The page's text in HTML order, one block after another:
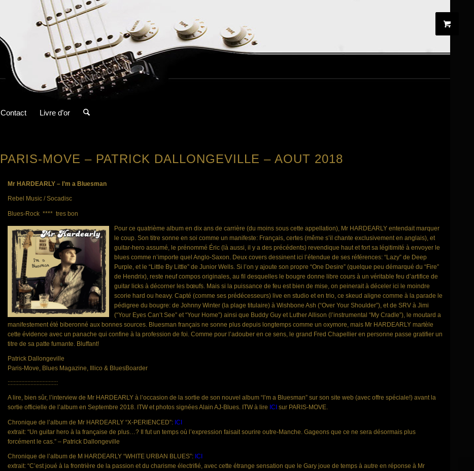
Contact Livre d’or
PARIS-MOVE – PATRICK DALLONGEVILLE – AOUT 2018
Mr HARDEARLY – I’m a Bluesman
Rebel Music / Socadisc
Blues-Rock **** tres bon
Pour ce quatrième album en dix ans de carrière (du moins sous cette appellation), Mr HARDEARLY entendait marquer
le coup. Son titre sonne en soi comme un manifeste: Français, certes (même s’il chante exclusivement en anglais), et
guitar-hero assumé, le prénommé Éric (là aussi, il y a des précédents) revendique haut et fort sa légitimité à envoyer le
blues comme n’importe quel Anglo-Saxon. Deux covers dessinent ici l’étendue de ses références: “Lazy” de Deep
Purple, et le “Little By Little” de Junior Wells. Si l’on y ajoute son propre “One Desire” (quelque peu démarqué du “Fire”
de Hendrix), reste neuf compos originales, au fil desquelles le bougre donne libre cours à un véritable feu d’artifice de
guitar licks à décorner les bœufs. Mais si la puissance de feu est bien de mise, on peinerait à déceler ici le moindre
scorie hard ou heavy. Capté (comme ses prédécesseurs) live en studio et en trio, ce skeud aligne comme à la parade le
pédigree du bougre: de Johnny Winter (la plage titulaire) à Wishbone Ash (“Over Your Shoulder”), et de SRV à Jimi
(“Your Eyes Can’t See” et “Your Home”) ainsi que Buddy Guy et Luther Allison (l’instrumental “My Cradle”), le moutard a
manifestement été biberonné aux bonnes sources. Bluesman français ne sonne plus depuis longtemps comme un oxymore, mais Mr HARDEARLY martèle
cette évidence avec un panache qui confine à la profession de foi. Comme pour l’adouber en ce sens, le grand Fred Chapellier en personne passe gratifier un
titre de sa patte fumante. Bluffant!
Patrick Dallongeville
Paris-Move, Blues Magazine, Illico & BluesBoarder
:::::::::::::::::::::::::::::::::
A lire, bien sûr, l’interview de Mr HARDEARLY à l’occasion de la sortie de son nouvel album “I’m a Bluesman” sur son site web (avec offre spéciale!) avant la
sortie officielle de l’album en Septembre 2018. ITW et photos signées Alain AJ-Blues. ITW à lire ICI sur PARIS-MOVE.
Chronique de l’album de Mr HARDEARLY “X-PERIENCED”: ICI
extrait: “Un guitar hero à la française de plus…? Il fut un temps où l’expression faisait sourire outre-Manche. Gageons que ce ne sera désormais plus
forcément le cas.” – Patrick Dallongeville
Chronique de l’album de M HARDEARLY “WHITE URBAN BLUES”: ICI
extrait: “C’est joué à la frontrière de la passion et du charisme électrifié, avec cette étrange sensation que le Gary joue de temps à autre en réponse à Mr